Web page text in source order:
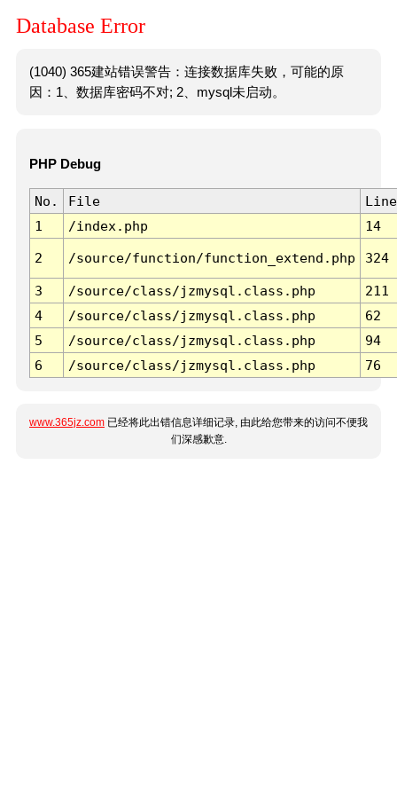
Database Error
(1040) 365建站错误警告：连接数据库失败，可能的原
因：1、数据库密码不对; 2、mysql未启动。
PHP Debug
No. File
Line
1
/index.php 14
2 /source/function/function_extend.php 324
3 /source/class/jzmysql.class.php
211
4
/source/class/jzmysql.class.php
62
5
/source/class/jzmysql.class.php
94
6
/source/class/jzmysql.class.php 76
www.365jz.com 已经将此出错信息详细记录, 由此给您带来的访问不便我
们深感歉意.